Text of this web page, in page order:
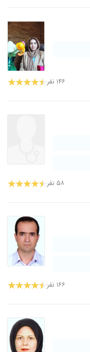
۱۴۶ نفر
۵۸ نفر
۱۶۶ نفر